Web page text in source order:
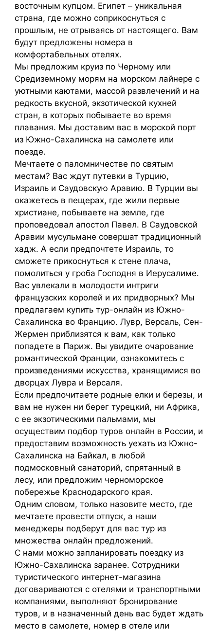
восточным купцом. Египет – уникальная
страна, где можно соприкоснуться с
прошлым, не отрываясь от настоящего. Вам
будут предложены номера в
комфортабельных отелях.
Мы предложим круиз по Черному или
Средиземному морям на морском лайнере с
уютными каютами, массой развлечений и на
редкость вкусной, экзотической кухней
стран, в которых побываете во время
плавания. Мы доставим вас в морской порт
из Южно-Сахалинска на самолете или
поезде.
Мечтаете о паломничестве по святым
местам? Вас ждут путевки в Турцию,
Израиль и Саудовскую Аравию. В Турции вы
окажетесь в пещерах, где жили первые
христиане, побываете на земле, где
проповедовал апостол Павел. В Саудовской
Аравии мусульмане совершат традиционный
хадж. А если предпочтете Израиль, то
сможете прикоснуться к стене плача,
помолиться у гроба Господня в Иерусалиме.
Вас увлекали в молодости интриги
французских королей и их придворных? Мы
предлагаем купить тур-онлайн из Южно-
Сахалинска во Францию. Лувр, Версаль, Сен-
Жермен приблизятся к вам, как только
попадете в Париж. Вы увидите очарование
романтической Франции, ознакомитесь с
произведениями искусства, хранящимися во
дворцах Лувра и Версаля.
Если предпочитаете родные елки и березы, и
вам не нужен ни берег турецкий, ни Африка,
с ее экзотическими пальмами, мы
осуществим подбор туров онлайн в России, и
предоставим возможность уехать из Южно-
Сахалинска на Байкал, в любой
подмосковный санаторий, спрятанный в
лесу, или предложим черноморское
побережье Краснодарского края.
Одним словом, только назовите место, где
мечтаете провести отпуск, а наши
менеджеры подберут для вас тур из
множества онлайн предложений.
С нами можно запланировать поездку из
Южно-Сахалинска заранее. Сотрудники
туристического интернет-магазина
договариваются с отелями и транспортными
компаниями, выполняют бронирование
туров, и в назначенный день вас будет ждать
место в самолете, номер в отеле или